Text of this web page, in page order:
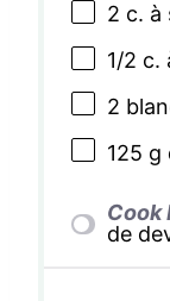
2 c. à
1/2 c.
2
125 g
Cook
de